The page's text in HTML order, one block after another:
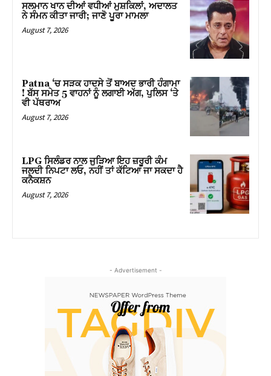
ਸਲਮਾਨ ਖਾਨ ਦੀਆਂ ਵਧੀਆਂ ਮੁਸ਼ਕਿਲਾਂ, ਅਦਾਲਤ
ਨੇ ਸੰਮਨ ਕੀਤਾ ਜਾਰੀ; ਜਾਣੋ ਪੂਰਾ ਮਾਮਲਾ
August 7, 2026
Patna ‘ਚ ਸੜਕ ਹਾਦਸੇ ਤੋਂ ਬਾਅਦ ਭਾਰੀ ਹੰਗਾਮਾ
! ਬੱਸ ਸਮੇਤ 5 ਵਾਹਨਾਂ ਨੂੰ ਲਗਾਈ ਅੱਗ, ਪੁਲਿਸ ‘ਤੇ
ਵੀ ਪੱਥਰਾਅ
August 7, 2026
LPG ਸਿਲੰਡਰ ਨਾਲ ਜੁੜਿਆ ਇਹ ਜ਼ਰੂਰੀ ਕੰਮ
ਜਲਦੀ ਨਿਪਟਾ ਲਓ, ਨਹੀਂ ਤਾਂ ਕੱਟਿਆ ਜਾ ਸਕਦਾ ਹੈ
ਕਨੈਕਸ਼ਨ
August 7, 2026
- Advertisement -